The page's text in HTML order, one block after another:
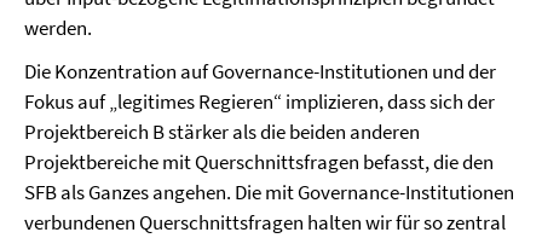
werden.
Die Konzentration auf Governance-Institutionen und der
Fokus auf „legitimes Regieren“ implizieren, dass sich der
Projektbereich B stärker als die beiden anderen
Projektbereiche mit Querschnittsfragen befasst, die den
SFB als Ganzes angehen. Die mit Governance-Institutionen
verbundenen Querschnittsfragen halten wir für so zentral